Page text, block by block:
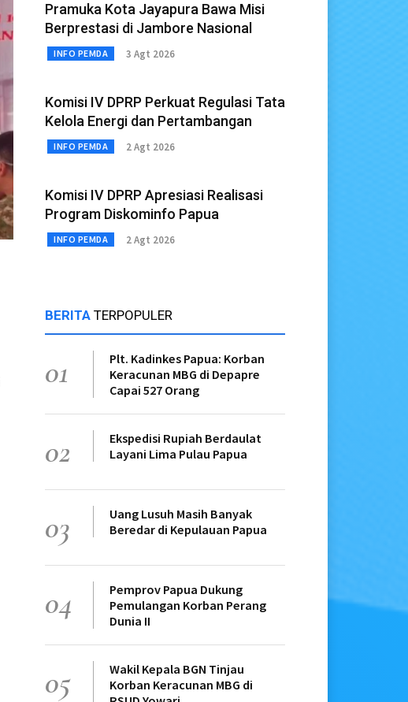
Pramuka Kota Jayapura Bawa Misi
Berprestasi di Jambore Nasional
INFO PEMDA 3 Agt 2026
Komisi IV DPRP Perkuat Regulasi Tata
Kelola Energi dan Pertambangan
INFO PEMDA 2 Agt 2026
Komisi IV DPRP Apresiasi Realisasi
Program Diskominfo Papua
INFO PEMDA 2 Agt 2026
BERITA TERPOPULER
01
Plt. Kadinkes Papua: Korban
Keracunan MBG di Depapre
Capai 527 Orang
02
Ekspedisi Rupiah Berdaulat
Layani Lima Pulau Papua
03
Uang Lusuh Masih Banyak
Beredar di Kepulauan Papua
04
Pemprov Papua Dukung
Pemulangan Korban Perang
Dunia II
05
Wakil Kepala BGN Tinjau
Korban Keracunan MBG di